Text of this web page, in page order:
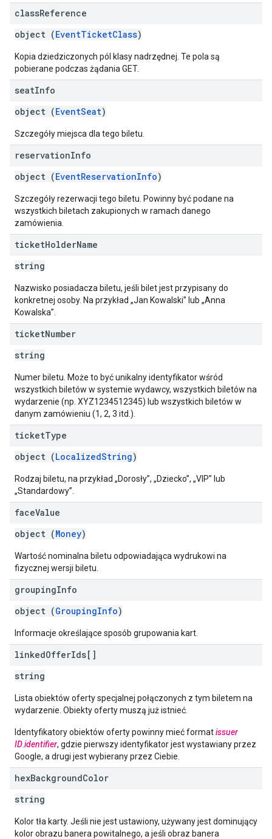
classReference
object (EventTicketClass)
Kopia dziedziczonych pól klasy nadrzędnej. Te pola są
pobierane podczas żądania GET.
seatInfo
object (EventSeat)
Szczegóły miejsca dla tego biletu.
reservationInfo
object (EventReservationInfo)
Szczegóły rezerwacji tego biletu. Powinny być podane na
wszystkich biletach zakupionych w ramach danego
zamówienia.
ticketHolderName
string
Nazwisko posiadacza biletu, jeśli bilet jest przypisany do
konkretnej osoby. Na przykład „Jan Kowalski” lub „Anna
Kowalska”.
ticketNumber
string
Numer biletu. Może to być unikalny identyfikator wśród
wszystkich biletów w systemie wydawcy, wszystkich biletów na
wydarzenie (np. XYZ1234512345) lub wszystkich biletów w
danym zamówieniu (1, 2, 3 itd.).
ticketType
object (LocalizedString)
Rodzaj biletu, na przykład „Dorosły”, „Dziecko”, „VIP” lub
„Standardowy”.
faceValue
object (Money)
Wartość nominalna biletu odpowiadająca wydrukowi na
fizycznej wersji biletu.
groupingInfo
object (GroupingInfo)
Informacje określające sposób grupowania kart.
linkedOfferIds[]
string
Lista obiektów oferty specjalnej połączonych z tym biletem na
wydarzenie. Obiekty oferty muszą już istnieć.
Identyfikatory obiektów oferty powinny mieć formatissuer
IDidentifier, gdzie pierwszy identyfikator jest wystawiany przez
Google, a drugi jest wybierany przez Ciebie.
hexBackgroundColor
string
Kolor tła karty. Jeśli nie jest ustawiony, używany jest dominujący
kolor obrazu banera powitalnego, a jeśli obraz banera